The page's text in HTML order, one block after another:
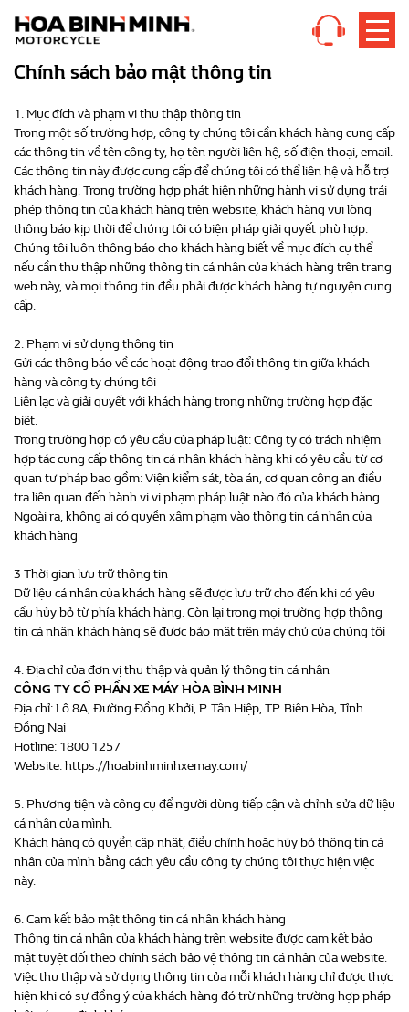
Chính sách bảo mật thông tin
1. Mục đích và phạm vi thu thập thông tin
Trong một số trường hợp, công ty chúng tôi cần khách hàng cung cấp
các thông tin về tên công ty, họ tên người liên hệ, số điện thoại, email.
Các thông tin này được cung cấp để chúng tôi có thể liên hệ và hỗ trợ
khách hàng. Trong trường hợp phát hiện những hành vi sử dụng trái
phép thông tin của khách hàng trên website, khách hàng vui lòng
thông báo kịp thời để chúng tôi có biện pháp giải quyết phù hợp.
Chúng tôi luôn thông báo cho khách hàng biết về mục đích cụ thể
nếu cần thu thập những thông tin cá nhân của khách hàng trên trang
web này, và mọi thông tin đều phải được khách hàng tự nguyện cung
cấp.
2. Phạm vi sử dụng thông tin
Gửi các thông báo về các hoạt động trao đổi thông tin giữa khách
hàng và công ty chúng tôi
Liên lạc và giải quyết với khách hàng trong những trường hợp đặc
biệt.
Trong trường hợp có yêu cầu của pháp luật: Công ty có trách nhiệm
hợp tác cung cấp thông tin cá nhân khách hàng khi có yêu cầu từ cơ
quan tư pháp bao gồm: Viện kiểm sát, tòa án, cơ quan công an điều
tra liên quan đến hành vi vi phạm pháp luật nào đó của khách hàng.
Ngoài ra, không ai có quyền xâm phạm vào thông tin cá nhân của
khách hàng
3 Thời gian lưu trữ thông tin
Dữ liệu cá nhân của khách hàng sẽ được lưu trữ cho đến khi có yêu
cầu hủy bỏ từ phía khách hàng. Còn lại trong mọi trường hợp thông
tin cá nhân khách hàng sẽ được bảo mật trên máy chủ của chúng tôi
4. Địa chỉ của đơn vị thu thập và quản lý thông tin cá nhân
CÔNG TY CỔ PHẦN XE MÁY HÒA BÌNH MINH
Địa chỉ: Lô 8A, Đường Đồng Khởi, P. Tân Hiệp, TP. Biên Hòa, Tỉnh
Đồng Nai
Hotline: 1800 1257
Website:https://hoabinhminhxemay.com/
5. Phương tiện và công cụ để người dùng tiếp cận và chỉnh sửa dữ liệu
cá nhân của mình.
Khách hàng có quyền cập nhật, điều chỉnh hoặc hủy bỏ thông tin cá
nhân của mình bằng cách yêu cầu công ty chúng tôi thực hiện việc
này.
6. Cam kết bảo mật thông tin cá nhân khách hàng
Thông tin cá nhân của khách hàng trên website được cam kết bảo
mật tuyệt đối theo chính sách bảo vệ thông tin cá nhân của website.
Việc thu thập và sử dụng thông tin của mỗi khách hàng chỉ được thực
hiện khi có sự đồng ý của khách hàng đó trừ những trường hợp pháp